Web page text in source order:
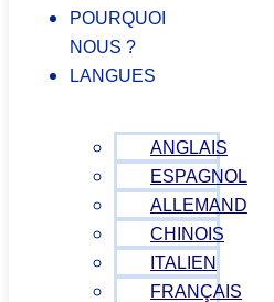
POURQUOI
NOUS ?
LANGUES
ANGLAIS
ESPAGNOL
ALLEMAND
CHINOIS
ITALIEN
FRANÇAIS